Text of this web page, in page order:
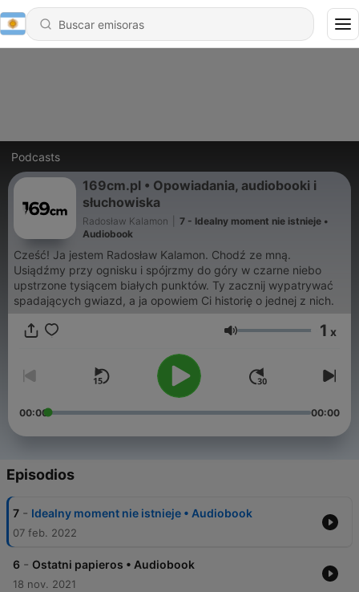
Podcasts
169cm.pl • Opowiadania, audiobooki i
słuchowiska
Radosław Kalamon
7 - Idealny moment nie istnieje •
Audiobook
Cześć! Ja jestem Radosław Kalamon. Chodź ze mną.
Usiądźmy przy ognisku i spójrzmy do góry w czarne niebo
upstrzone tysiącem białych punktów. Ty zacznij wypatrywać
spadających gwiazd, a ja opowiem Ci historię o jednej z nich.
Volumen 1 x
00:00 00:00
Episodios
7 - Idealny moment nie istnieje • Audiobook
07 feb. 2022
6 - Ostatni papieros • Audiobook
18 nov. 2021